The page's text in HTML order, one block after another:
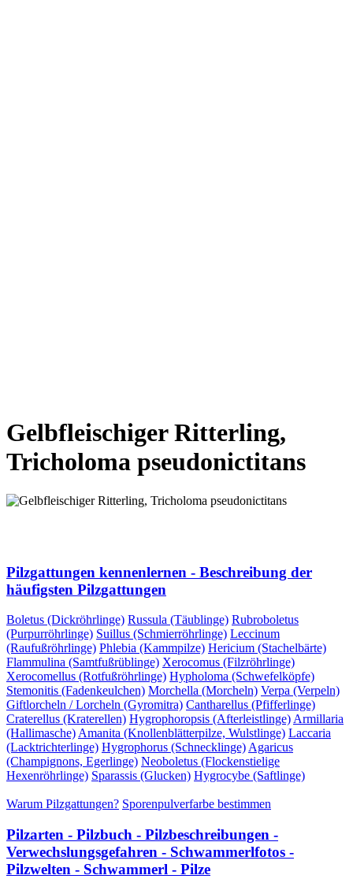
Gelbfleischiger Ritterling,
Tricholoma pseudonictitans
Pilzgattungen kennenlernen - Beschreibung der
häufigsten Pilzgattungen
Boletus (Dickröhrlinge) Russula (Täublinge) Rubroboletus
(Purpurröhrlinge) Suillus (Schmierröhrlinge) Leccinum
(Raufußröhrlinge) Phlebia (Kammpilze) Hericium (Stachelbärte)
Flammulina (Samtfußrüblinge) Xerocomus (Filzröhrlinge)
Xerocomellus (Rotfußröhrlinge) Hypholoma (Schwefelköpfe)
Stemonitis (Fadenkeulchen) Morchella (Morcheln) Verpa (Verpeln)
Giftlorcheln / Lorcheln (Gyromitra) Cantharellus (Pfifferlinge)
Craterellus (Kraterellen) Hygrophoropsis (Afterleistlinge) Armillaria
(Hallimasche) Amanita (Knollenblätterpilze, Wulstlinge) Laccaria
(Lacktrichterlinge) Hygrophorus (Schnecklinge) Agaricus
(Champignons, Egerlinge) Neoboletus (Flockenstielige
Hexenröhrlinge) Sparassis (Glucken) Hygrocybe (Saftlinge)
Warum Pilzgattungen? Sporenpulverfarbe bestimmen
Pilzarten - Pilzbuch - Pilzbeschreibungen -
Verwechslungsgefahren - Schwammerlfotos -
Pilzwelten - Schwammerl - Pilze